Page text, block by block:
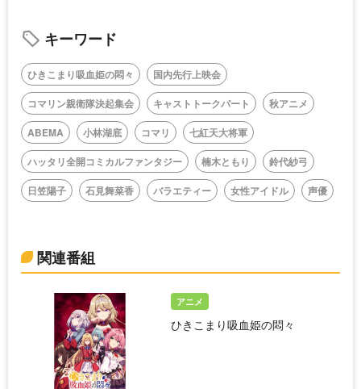
キーワード
ひきこまり吸血姫の悶々
国内先行上映会
コマリン親衛隊決起集会
キャストトークパート
秋アニメ
ABEMA
小林湖底 コマリ
七紅天大将軍
ハッタリ全開コミカルファンタジー
楠木ともり
鈴代紗弓
日笠陽子
石見舞菜香 バラエティー 女性アイドル 声優
関連番組
アニメ
ひきこまり吸血姫の悶々